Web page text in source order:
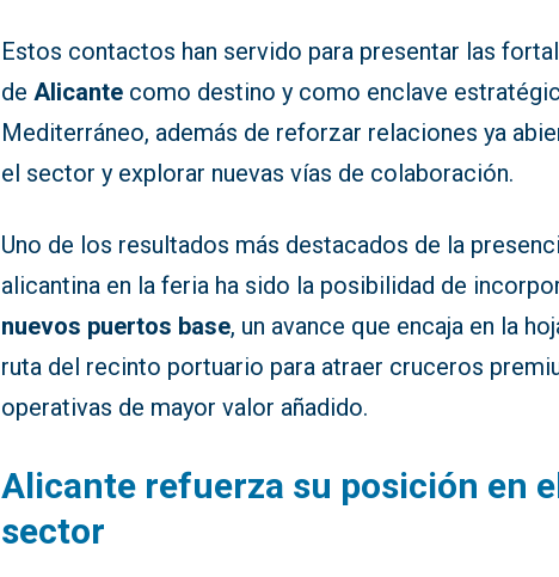
Estos contactos han servido para presentar las
deAlicante como destino y como enclave
Mediterráneo, además de reforzar relaciones ya
el sector y explorar nuevas vías de colaboración.
Uno de los resultados más destacados de la
alicantina en la feria ha sido la posibilidad de
nuevos puertos base, un avance que encaja en la
ruta del recinto portuario para atraer cruceros
operativas de mayor valor añadido.
Alicante refuerza su posición en
sector